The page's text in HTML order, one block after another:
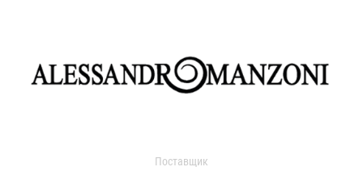
Поставщик